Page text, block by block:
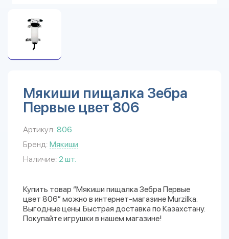
Мякиши пищалка Зебра
Первые цвет 806
Артикул: 806
Бренд: Мякиши
Наличие: 2 шт.
Купить товар “Мякиши пищалка Зебра Первые
цвет 806” можно в интернет-магазине Murzilka.
Выгодные цены. Быстрая доставка по Казахстану.
Покупайте игрушки в нашем магазине!